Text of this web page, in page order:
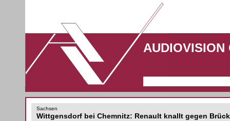
AUDIOVISION
Sachsen
Wittgensdorf bei Chemnitz: Renault knallt gegen